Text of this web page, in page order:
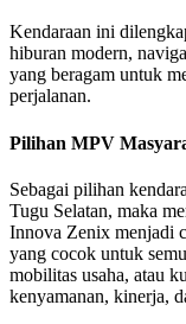
Kendaraan ini
hiburan modern,
yang beragam untuk
perjalanan.
Pilihan MPV
Sebagai pilihan
Tugu Selatan, maka
Innova Zenix menjadi
yang cocok untuk
mobilitas usaha, atau
kenyamanan, kinerja,